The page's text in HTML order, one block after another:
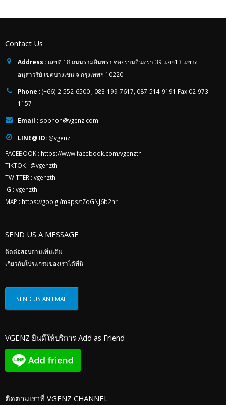
Contact Us
Address : เลขที่ 18 ถนนรามอินทรา ซอยรามอินทรา 39 แยก13 แขวง
อนุสาวรีย์ เขตบางเขน จ.กรุงเทพฯ 10220
Phone :(+66) 2-552-6500 , 083-199-7617, 087-514-9191 Fax.02-973-
1157
Email : sophon@vgenz.com
LINE@ ID: @vgenz
FACEBOOK : https://www.facebook.com/vgenzth
TIKTOK : @vgenzth
TWITTER : vgenzth
IG : vgenzth
MAP : https://goo.gl/maps/tZoGNJ6b2nr
SEND US A MESSAGE
ติดต่อสอบถามเพิ่มเติม
เกี่ยวกับโปรแกรมของเราได้ที่นี่
VGENZ ยินดีให้บริการ Add as Friend
ติดตามเราที่ VGENZ CHANNEL